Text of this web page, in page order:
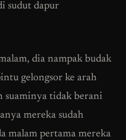
sudut dapur
dia nampak budak
gelongsor ke arah
suaminya tidak berani
mereka sudah
malam pertama mereka